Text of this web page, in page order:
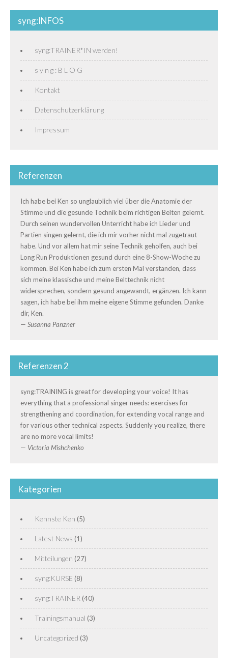
syng:INFOS
syng:TRAINER*IN werden!
s y n g : B L O G
Kontakt
Datenschutzerklärung
Impressum
Referenzen
Ich habe bei Ken so unglaublich viel über die Anatomie der
Stimme und die gesunde Technik beim richtigen Belten gelernt.
Durch seinen wundervollen Unterricht habe ich Lieder und
Partien singen gelernt, die ich mir vorher nicht mal zugetraut
habe. Und vor allem hat mir seine Technik geholfen, auch bei
Long Run Produktionen gesund durch eine 8-Show-Woche zu
kommen. Bei Ken habe ich zum ersten Mal verstanden, dass
sich meine klassische und meine Belttechnik nicht
widersprechen, sondern gesund angewandt, ergänzen. Ich kann
sagen, ich habe bei ihm meine eigene Stimme gefunden. Danke
dir, Ken.
— Susanna Panzner
Referenzen 2
syng:TRAINING is great for developing your voice! It has
everything that a professional singer needs: exercises for
strengthening and coordination, for extending vocal range and
for various other technical aspects. Suddenly you realize, there
are no more vocal limits!
— Victoria Mishchenko
Kategorien
Kennste Ken (5)
Latest News (1)
Mitteilungen (27)
syng:KURSE (8)
syng:TRAINER (40)
Trainingsmanual (3)
Uncategorized (3)